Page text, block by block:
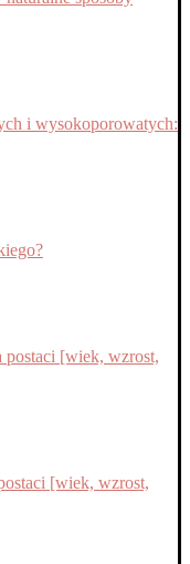
i wysokoporowatych:
postaci [wiek, wzrost,
[wiek, wzrost,